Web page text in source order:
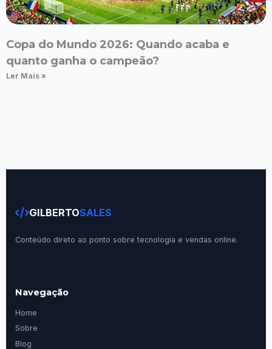
Copa do Mundo 2026: Quando acaba e
quanto ganha o campeão?
Ler Mais »
GILBERTOSALES
Conteúdo direto ao ponto sobre tecnologia e vendas online.
Navegação
Home
Sobre
Blog